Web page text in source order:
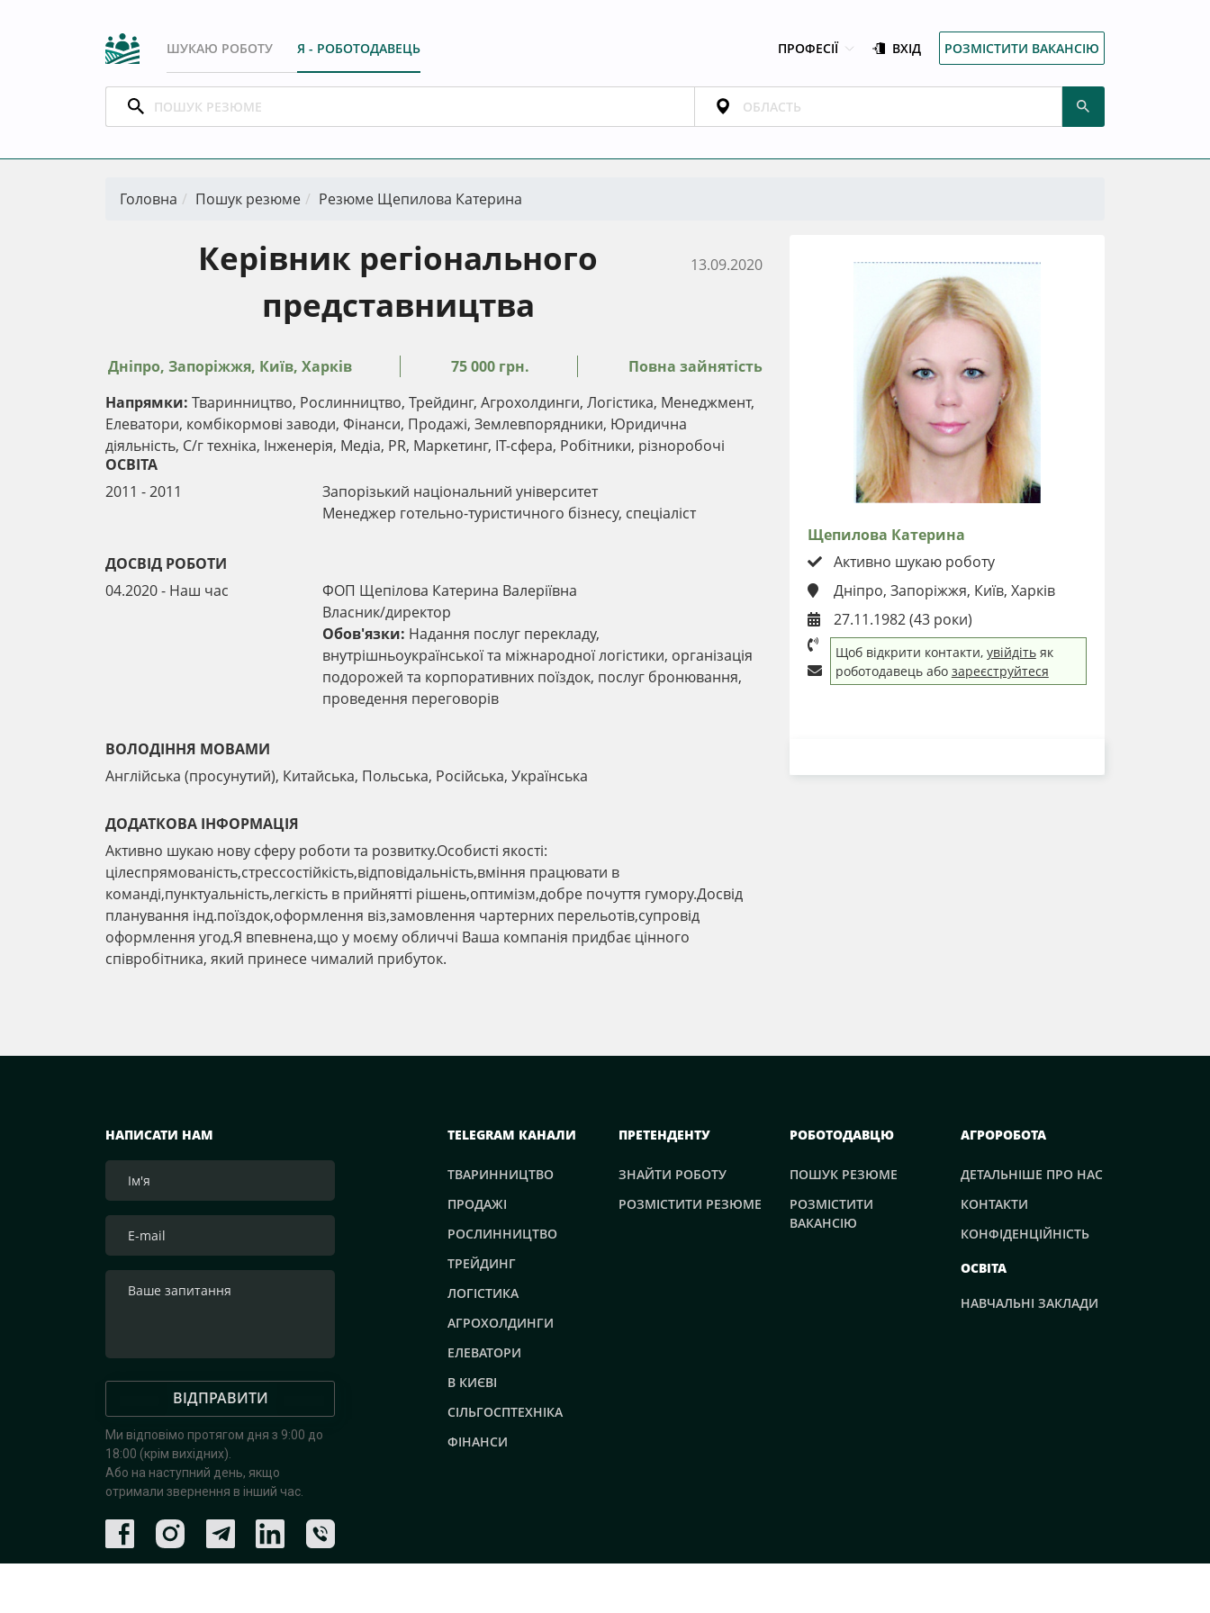
ШУКАЮ РОБОТУ Я - РОБОТОДАВЕЦЬ ПРОФЕСІЇ ВХІД РОЗМІСТИТИ ВАКАНСІЮ
Головна Пошук резюме Резюме Щепилова Катерина
Керівник регіонального
представництва
13.09.2020
Дніпро, Запоріжжя, Київ, Харків 75 000 грн.
Повна зайнятість
Напрямки: Тваринництво, Рослинництво, Трейдинг, Агрохолдинги, Логістика, Менеджмент,
Елеватори, комбікормові заводи, Фінанси, Продажі, Землевпорядники, Юридична
діяльність, С/г техніка, Інженерія, Медіа, PR, Маркетинг, IT-сфера, Робітники, різноробочі
ОСВІТА
2011 - 2011
Запорізький національний університет
Менеджер готельно-туристичного бізнесу, спеціаліст
ДОСВІД РОБОТИ
04.2020 - Наш час
ФОП Щепілова Катерина Валеріївна
Власник/директор
Обов'язки: Надання послуг перекладу,
внутрішньоукраїнської та міжнародної логістики, організація
подорожей та корпоративних поїздок, послуг бронювання,
проведення переговорів
ВОЛОДІННЯ МОВАМИ
Англійська (просунутий), Китайська, Польська, Російська, Українська
ДОДАТКОВА ІНФОРМАЦІЯ
Активно шукаю нову сферу роботи та розвитку.Особисті якості:
цілеспрямованість,стрессостійкість,відповідальність,вміння працювати в
команді,пунктуальність,легкість в прийнятті рішень,оптимізм,добре почуття гумору.Досвід
планування інд.поїздок,оформлення віз,замовлення чартерних перельотів,супровід
оформлення угод.Я впевнена,що у моєму обличчі Ваша компанія придбає цінного
співробітника, який принесе чималий прибуток.
Щепилова Катерина
Активно шукаю роботу
Дніпро, Запоріжжя, Київ, Харків
27.11.1982 (43 роки)
Щоб відкрити контакти, увійдітьяк
роботодавець або зареєструйтеся
НАПИСАТИ НАМ
ВІДПРАВИТИ
Ми відповімо протягом дня з 9:00 до
18:00 (крім вихідних).
Або на наступний день, якщо
отримали звернення в інший час.
TELEGRAM КАНАЛИ
ТВАРИННИЦТВО
ПРОДАЖІ
РОСЛИННИЦТВО
ТРЕЙДИНГ
ЛОГІСТИКА
АГРОХОЛДИНГИ
ЕЛЕВАТОРИ
В КИЄВІ
СІЛЬГОСПТЕХНІКА
ФІНАНСИ
ПРЕТЕНДЕНТУ
ЗНАЙТИ РОБОТУ
РОЗМІСТИТИ РЕЗЮМЕ
РОБОТОДАВЦЮ
ПОШУК РЕЗЮМЕ
РОЗМІСТИТИ
ВАКАНСІЮ
АГРОРОБОТА
ДЕТАЛЬНІШЕ ПРО НАС
КОНТАКТИ
КОНФІДЕНЦІЙНІСТЬ
ОСВІТА
НАВЧАЛЬНІ ЗАКЛАДИ